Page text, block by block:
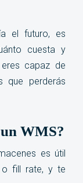
el futuro, es
cuesta y
capaz de
que perderás
WMS?
es útil
o fill rate, y te